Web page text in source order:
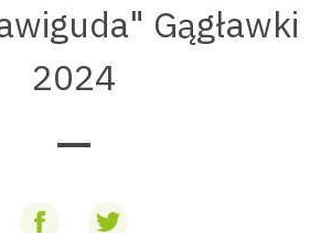
Gągławki
2024